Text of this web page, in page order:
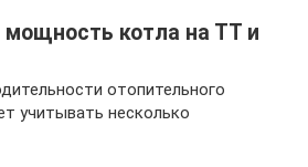
мощность котла на ТТ и
отопительного
учитывать несколько